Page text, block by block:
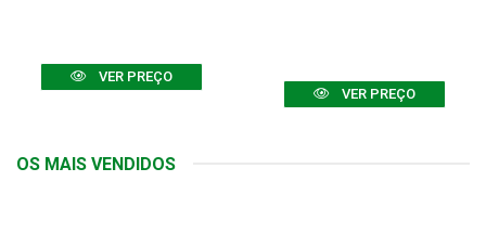
VER PREÇO
VER PREÇO
OS MAIS VENDIDOS